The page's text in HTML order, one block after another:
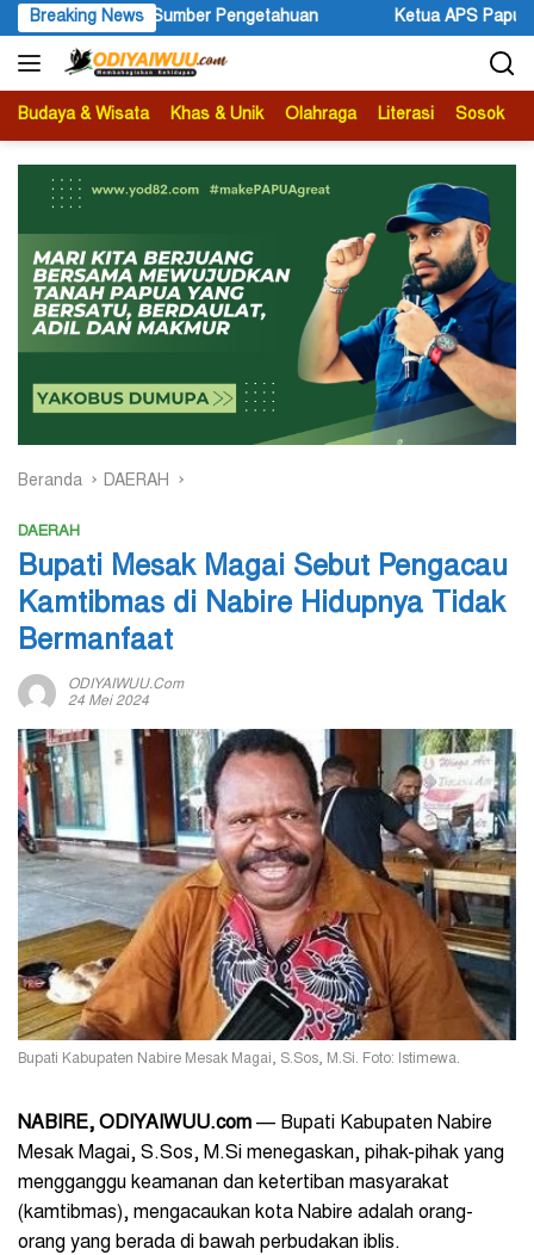
Langsung
ke
konten
Breaking News
Ketua APS Papua Pegunungan Sonni Lokobal: Kalau Mau
Budaya & Wisata Khas & Unik Olahraga Literasi Sosok
Beranda DAERAH
DAERAH
Bupati Mesak Magai Sebut Pengacau
Kamtibmas di Nabire Hidupnya Tidak
Bermanfaat
ODIYAIWUU.com
24 Mei 2024
Bupati Kabupaten Nabire Mesak Magai, S.Sos, M.Si. Foto: Istimewa.
NABIRE, ODIYAIWUU.com — Bupati Kabupaten Nabire
Mesak Magai, S.Sos, M.Si menegaskan, pihak-pihak yang
mengganggu keamanan dan ketertiban masyarakat
(kamtibmas), mengacaukan kota Nabire adalah orang-
orang yang berada di bawah perbudakan iblis.